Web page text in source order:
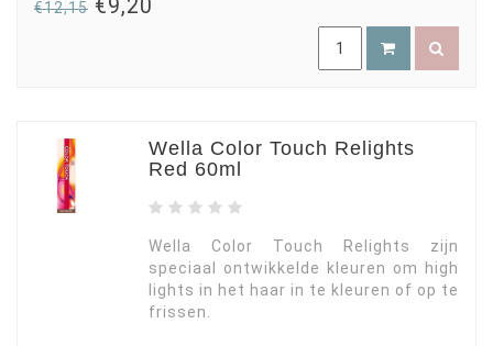
€12,15 €9,20
Wella Color Touch Relights
Red 60ml
Wella Color Touch Relights zijn
speciaal ontwikkelde kleuren om high
lights in het haar in te kleuren of op te
frissen.